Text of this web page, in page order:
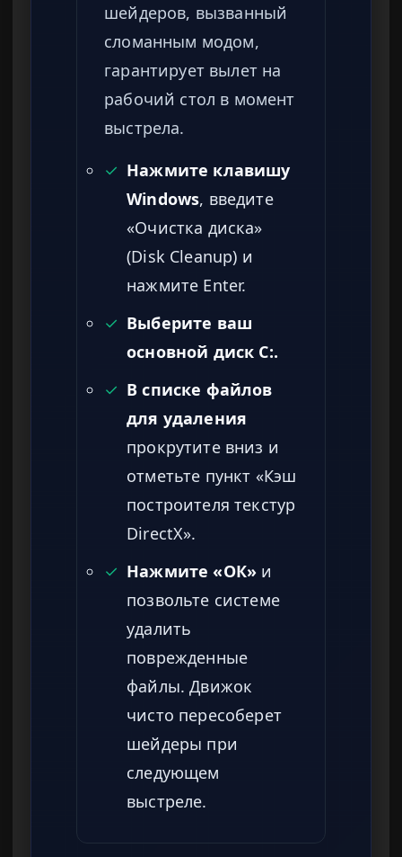
шейдеров, вызванный
сломанным модом,
гарантирует вылет на
рабочий стол в момент
выстрела.
✓ Нажмите клавишу
Windows, введите
«Очистка диска»
(Disk Cleanup) и
нажмите Enter.
✓ Выберите ваш
основной диск C:.
✓ В списке файлов
для удаления
прокрутите вниз и
отметьте пункт «Кэш
построителя текстур
DirectX».
✓ Нажмите «ОК» и
позвольте системе
удалить
поврежденные
файлы. Движок
чисто пересоберет
шейдеры при
следующем
выстреле.